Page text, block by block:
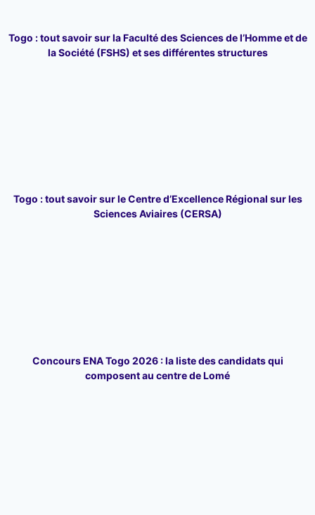
Togo : tout savoir sur la Faculté des Sciences de l’Homme et de
la Société (FSHS) et ses différentes structures
Togo : tout savoir sur le Centre d’Excellence Régional sur les
Sciences Aviaires (CERSA)
Concours ENA Togo 2026 : la liste des candidats qui
composent au centre de Lomé